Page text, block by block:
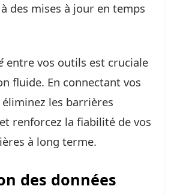
des mises à jour en temps
entre vos outils est cruciale
fluide. En connectant vos
les barrières
renforcez la fiabilité de vos
à long terme.
des données